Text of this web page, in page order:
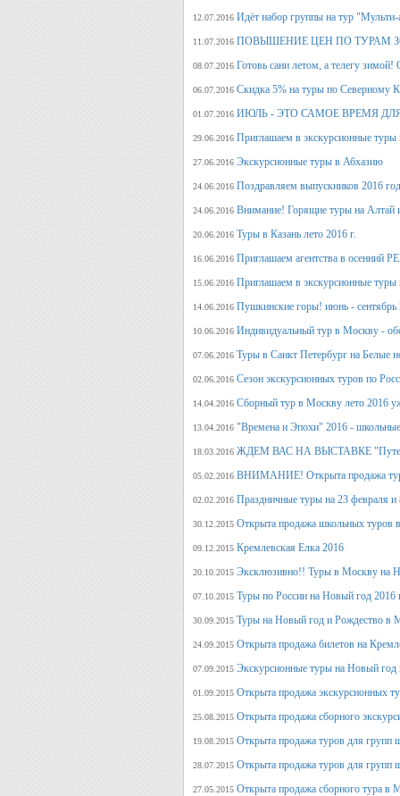
12.07.2016 Идёт набор группы на тур
11.07.2016 ПОВЫШЕНИЕ ЦЕН ПО ТУРАМ
08.07.2016 Готовь сани летом, а
06.07.2016 Скидка 5% на туры по Северному
01.07.2016 ИЮЛЬ - ЭТО САМОЕ ВРЕМЯ
29.06.2016 Приглашаем в экскурсионные
27.06.2016 Экскурсионные туры в Абхазию
24.06.2016 Поздравляем выпускников
24.06.2016 Внимание! Горящие туры на Алтай
20.06.2016 Туры в Казань лето 2016 г.
16.06.2016 Приглашаем агентства в
15.06.2016 Приглашаем в экскурсионные туры
14.06.2016 Пушкинские горы! июнь - сентябрь
10.06.2016 Индивидуальный тур в Москву -
07.06.2016 Туры в Санкт Петербург на Белые
02.06.2016 Сезон экскурсионных туров по
14.04.2016 Сборный тур в Москву лето 2016
13.04.2016 "Времена и Эпохи" 2016 - школьные
18.03.2016 ЖДЕМ ВАС НА ВЫСТАВКЕ
05.02.2016 ВНИМАНИЕ! Открыта продажа
02.02.2016 Праздничные туры на 23 февраля и
30.12.2015 Открыта продажа школьных туров
09.12.2015 Кремлевская Елка 2016
20.10.2015 Эксклюзивно!! Туры в Москву на
07.10.2015 Туры по России на Новый год 2016
30.09.2015 Туры на Новый год и Рождество в
24.09.2015 Открыта продажа билетов на
07.09.2015 Экскурсионные туры на Новый год
01.09.2015 Открыта продажа экскурсионных
25.08.2015 Открыта продажа сборного
19.08.2015 Открыта продажа туров для групп
28.07.2015 Открыта продажа туров для групп
27.05.2015 Открыта продажа сборного тура в